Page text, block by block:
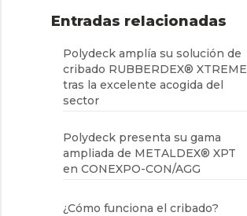
Entradas relacionadas
Polydeck amplía su solución de
cribado RUBBERDEX® XTREME
tras la excelente acogida del
sector
Polydeck presenta su gama
ampliada de METALDEX® XPT
en CONEXPO-CON/AGG
¿Cómo funciona el cribado?